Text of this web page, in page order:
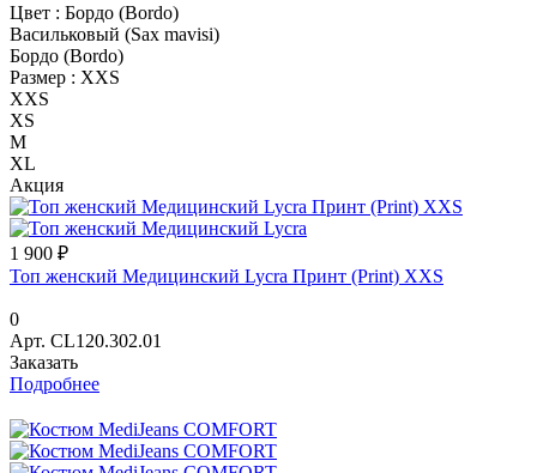
Цвет : Бордо (Bordo)
Васильковый (Sax mavisi)
Бордо (Bordo)
Размер : XXS
XXS
XS
M
XL
Акция
1 900 ₽
Топ женский Медицинский Lycra Принт (Print) XXS
0
Арт. CL120.302.01
Заказать
Подробнее